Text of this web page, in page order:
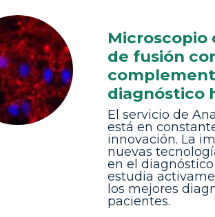
Microscopio
de fusión
diagnóstico
El servicio de
está en
innovación. La
nuevas
en el
estudia
los mejores
pacientes.